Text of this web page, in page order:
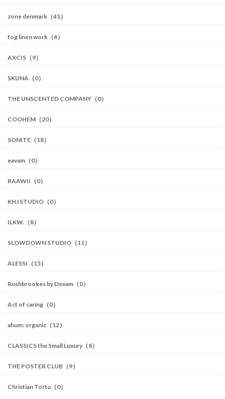
zone denmark（41）
fog linen work（4）
AXCIS（9）
SKUNA（0）
THE UNSCENTED COMPANY（0）
COOHEM（20）
SONITE（18）
eavam（0）
RAAWII（0）
KHJ STUDIO（0）
ILKW.（8）
SLOWDOWN STUDIO（11）
ALESSI（15）
Rushbrookes by Dexam（0）
Act of caring（0）
ahum: organic（12）
CLASSICS the Small Luxury（8）
THE POSTER CLUB（9）
Christian Tortu（0）